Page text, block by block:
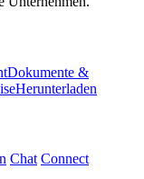
Dokumente &
Herunterladen
Chat Connect